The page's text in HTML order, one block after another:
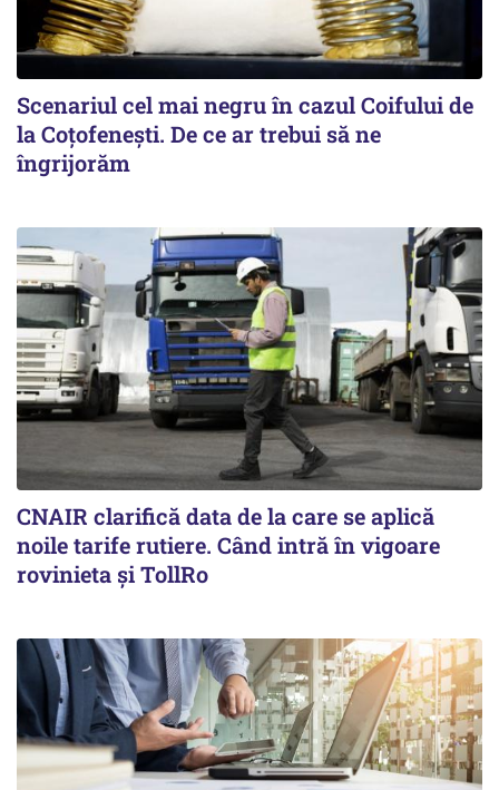
Scenariul cel mai negru în cazul Coifului de
la Coțofenești. De ce ar trebui să ne
îngrijorăm
CNAIR clarifică data de la care se aplică
noile tarife rutiere. Când intră în vigoare
rovinieta și TollRo